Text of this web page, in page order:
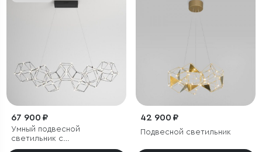
67 900 ₽
Умный подвесной
светильник с
регулировкой яркости
42 900 ₽
Подвесной светильник